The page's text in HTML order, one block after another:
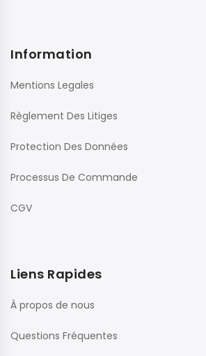
Information
Mentions Legales
Règlement Des Litiges
Protection Des Données
Processus De Commande
CGV
Liens Rapides
À propos de nous
Questions Fréquentes